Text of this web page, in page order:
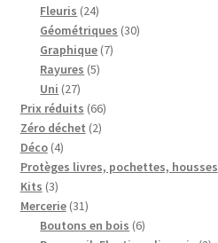
produits
Fleuris 2424
produits
Géométriques 3030
Graphique 77
Rayures 55
Uni 2727
produits
Prix réduits 6666
Zéro déchet 22
Déco 44
produits
Protèges livres, pochettes, housses
Kits 33
produits
Mercerie 3131
produits
Boutons en bois 66